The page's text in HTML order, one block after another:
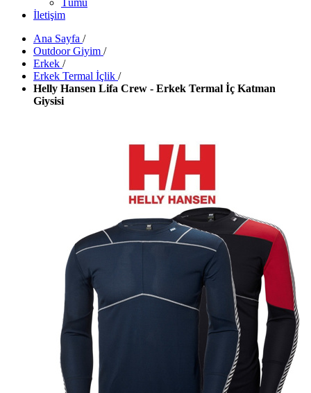
Tümü
İletişim
Ana Sayfa /
Outdoor Giyim /
Erkek /
Erkek Termal İçlik /
Helly Hansen Lifa Crew - Erkek Termal İç Katman
Giysisi